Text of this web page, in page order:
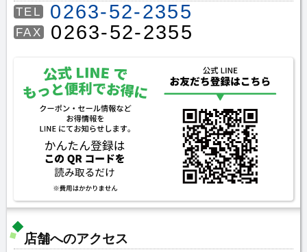
TEL 0263-52-2355
FAX 0263-52-2355
店舗へのアクセス